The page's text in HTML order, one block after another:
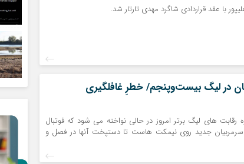
با عقد قراردادی شاگرد مهدی تارتار شد.
در لیگ بیست‌وپنجم/ خطرِ غافلگیری
های لیگ برتر امروز در حالی نواخته می شود که فوتبال
سرمربیان جدید روی نیمکت هاست تا دستپخت آنها در فصل و